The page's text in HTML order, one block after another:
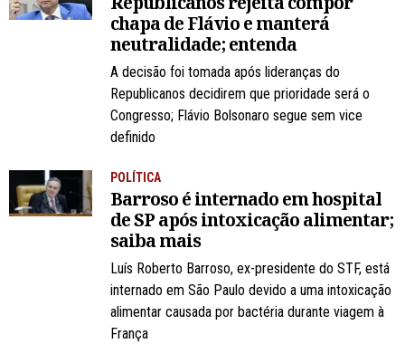
chapa de Flávio e manterá
neutralidade; entenda
A decisão foi tomada após lideranças do
Republicanos decidirem que prioridade será o
Congresso; Flávio Bolsonaro segue sem vice
definido
POLÍTICA
Barroso é internado em hospital
de SP após intoxicação alimentar;
saiba mais
Luís Roberto Barroso, ex-presidente do STF, está
internado em São Paulo devido a uma intoxicação
alimentar causada por bactéria durante viagem à
França